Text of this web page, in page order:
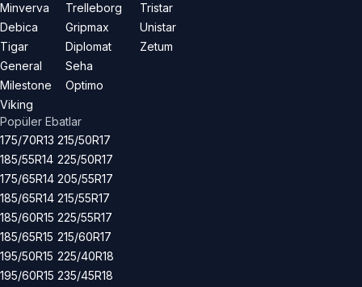
Minverva
Debica
Tigar
General
Milestone
Viking
Trelleborg
Gripmax
Diplomat
Seha
Optimo
Tristar
Unistar
Zetum
Popüler Ebatlar
175/70R13
185/55R14
175/65R14
185/65R14
185/60R15
185/65R15
195/50R15
195/60R15
215/50R17
225/50R17
205/55R17
215/55R17
225/55R17
215/60R17
225/40R18
235/45R18